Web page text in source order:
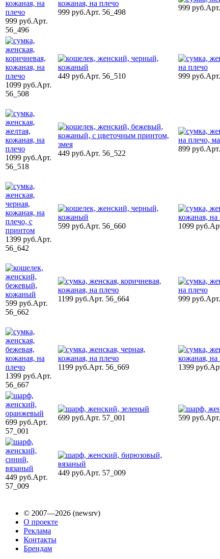
999 руб.Арт.
56_496
999 руб.Арт. 56_498
999 руб.
1099 руб.Арт.
56_508
449 руб.Арт. 56_510 999 руб.
1099 руб.Арт.
56_518
449 руб.Арт. 56_522
899 руб.
1399 руб.Арт.
56_642
599 руб.Арт. 56_660 1099 руб.
599 руб.Арт.
56_662
1199 руб.Арт. 56_664 999 руб.
1399 руб.Арт.
56_667
1199 руб.Арт. 56_669 1399 руб.
699 руб.Арт.
57_001
699 руб.Арт. 57_001 599 руб.
449 руб.Арт.
57_009
449 руб.Арт. 57_009
© 2007—2026 (newsrv)
О проекте
Реклама
Контакты
Брендам